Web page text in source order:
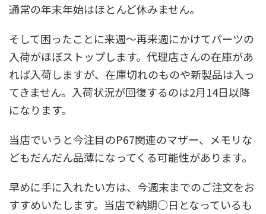
通常の年末年始はほとんど休みません。
そして困ったことに来週～再来週にかけてパーツの
入荷がほぼストップします。代理店さんの在庫があ
れば入荷しますが、在庫切れのものや新製品は入っ
てきません。入荷状況が回復するのは2月14日以降
になります。
当店でいうと今注目のP67関連のマザー、メモリな
どもだんだん品薄になってくる可能性があります。
早めに手に入れたい方は、今週末までのご注文をお
すすめいたします。当店で納期○日となっているも